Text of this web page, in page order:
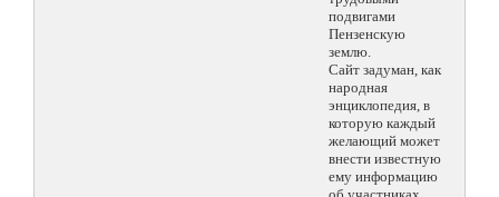
подвигами
Пензенскую
землю.
Сайт задуман, как
народная
энциклопедия, в
которую каждый
желающий может
внести известную
ему информацию